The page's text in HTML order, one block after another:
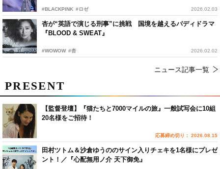
#BLACKPINK #ロゼ 2026.02.03
杏が“英語で演じる刑事”に挑戦 国境を越えるバディドラマ
『BLOOD & SWEAT』
#WOWOW #杏 2026.02.02
ニュース記事一覧
PRESENT
【監督登壇】『猫たちと7000マイルの旅』一般試写会に10組
20名様をご招待！
応募締め切り： 2026.08.15
田村ツトム＆沙倉ゆうののサイン入りチェキを1名様にプレゼ
ント！／『心配無用ノ介 天下御免』